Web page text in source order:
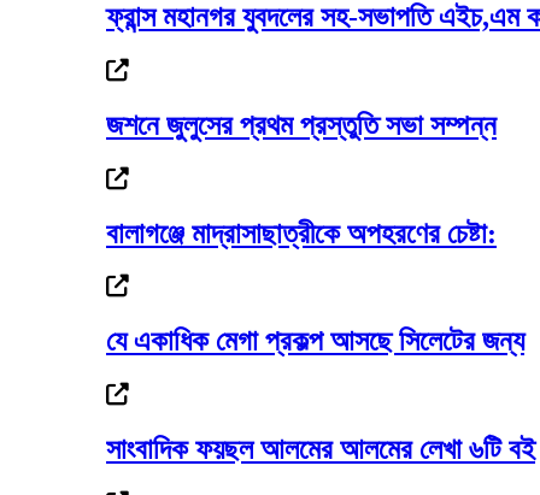
পুলিশের ৭ কর্মকর্তাকে বদলি
গোলাপগঞ্জে প্রাথমিক শিক্ষাবৃত্তি পাওয়া ৭...
দেড় মাসের মধ্যে সর্বোচ্চে স্বর্ণের দাম
ফ্রান্স মহানগর যুবদলের সহ-সভাপতি এইচ,এম
জশনে জুলুসের প্রথম প্রস্তুতি সভা সম্পন্ন
বালাগঞ্জে মাদ্রাসাছাত্রীকে অপহরণের চেষ্টা:
যে একাধিক মেগা প্রকল্প আসছে সিলেটের জন্য
সাংবাদিক ফয়ছল আলমের আলমের লেখা ৬টি বই